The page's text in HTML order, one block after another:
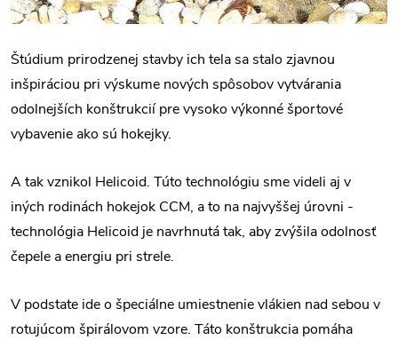
Štúdium prirodzenej stavby ich tela sa stalo zjavnou
inšpiráciou pri výskume nových spôsobov vytvárania
odolnejších konštrukcií prevysoko výkonné športové
vybavenie ako sú hokejky.
A tak vznikol Helicoid. Túto technológiu sme videli aj v
iných rodinách hokejok CCM, a to na najvyššej úrovni -
technológia Helicoid je navrhnutá tak, aby zvýšila odolnosť
čepele a energiu pri strele.
V podstate ide o špeciálne umiestnenie vlákien nad sebou v
rotujúcom špirálovom vzore. Táto konštrukcia pomáha